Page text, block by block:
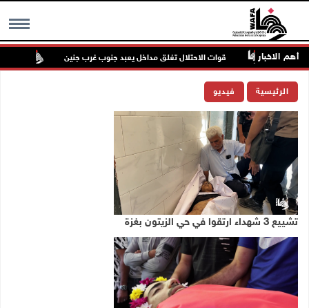
MENU أهم الاخبار قوات الاحتلال تغلق مداخل يعبد جنوب غرب جنين مستعمرون
الرئيسية فيديو
تشييع 3 شهداء ارتقوا في حي الزيتون بغزة